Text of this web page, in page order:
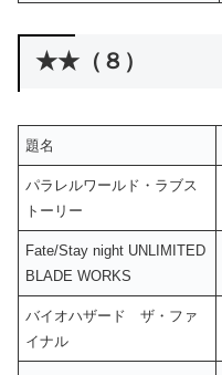
★★（８）
題名
パラレルワールド・ラブス
トーリー
Fate/Stay night UNLIMITED
BLADE WORKS
バイオハザード ザ・ファ
イナル